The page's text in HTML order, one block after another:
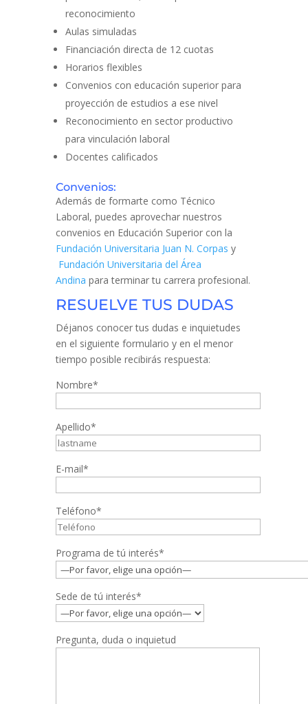
reconocimiento
Aulas simuladas
Financiación directa de 12 cuotas
Horarios flexibles
Convenios con educación superior para
proyección de estudios a ese nivel
Reconocimiento en sector productivo
para vinculación laboral
Docentes calificados
Convenios:
Además de formarte como Técnico
Laboral, puedes aprovechar nuestros
convenios en Educación Superior con la
Fundación Universitaria Juan N. Corpas y
Fundación Universitaria del Área
Andina para terminar tu carrera profesional.
RESUELVE TUS DUDAS
Déjanos conocer tus dudas e inquietudes
en el siguiente formulario y en el menor
tiempo posible recibirás respuesta:
Nombre*
Apellido*
E-mail*
Teléfono*
Programa de tú interés*
Sede de tú interés*
Pregunta, duda o inquietud